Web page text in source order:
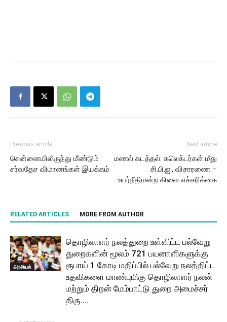
Previous article
சென்னையிலிருந்து மீண்டும்
சர்வதேச விமானங்கள் இயக்கம்
Next article
மணல் கடத்தல்: கலெக்டர்கள் மீது
சி.பி.ஐ., விசாரணை –
உயர்நீதிமன்ற கிளை எச்சரிக்கை
RELATED ARTICLES MORE FROM AUTHOR
அரசியல்
தொழிலாளர் நலத்துறை உள்ளிட்ட பல்வேறு
துறைகளின் மூலம் 721 பயனாளிகளுக்கு
ரூபாய் 1 கோடி மதிப்பில் பல்வேறு நலத்திட்ட
உதவிகளை மாண்புமிகு தொழிலாளர் நலன்
மற்றும் திறன் மேம்பாட்டு துறை அமைச்சர்
திரு....